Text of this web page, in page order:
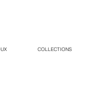
COLLECTIONS